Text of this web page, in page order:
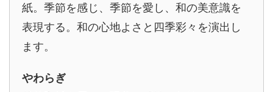
紙。季節を感じ、季節を愛し、和の美意識を
表現する。和の心地よさと四季彩々を演出し
ます。
やわらぎ